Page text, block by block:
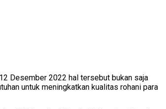
Desember 2022 hal tersebut bukan saja
untuk meningkatkan kualitas rohani para